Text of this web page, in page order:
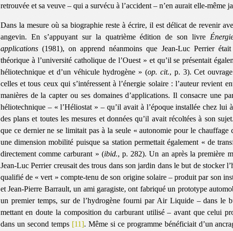
retrouvée et sa veuve – qui a survécu à l’accident – n’en aurait elle-même
Dans la mesure où sa biographie reste à écrire, il est délicat de revenir
angevin. En s’appuyant sur la quatrième édition de son livre
applications(1981), on apprend néanmoins que Jean-Luc Perrier était
théorique à l’université catholique de l’Ouest » et qu’il se présentait
héliotechnique et d’un véhicule hydrogène » (op. cit., p. 3). Cet
celles et tous ceux qui s’intéressent à l’énergie solaire : l’auteur revient
manières de la capter ou ses domaines d’applications. Il consacre une
héliotechnique – « l’Héliostat » – qu’il avait à l’époque installée chez lui
des plans et toutes les mesures et données qu’il avait récoltées à son
que ce dernier ne se limitait pas à la seule « autonomie pour le chauffage
une dimension mobilité puisque sa station permettait également « de
directement comme carburant » (ibid., p. 282). Un an après la première
Jean-Luc Perrier creusait des trous dans son jardin dans le but de stocker
qualifié de « vert » compte-tenu de son origine solaire – produit par son
et Jean-Pierre Barrault, un ami garagiste, ont fabriqué un prototype
un premier temps, sur de l’hydrogène fourni par Air Liquide – dans le
mettant en doute la composition du carburant utilisé – avant que celui
dans un second temps [11]. Même si ce programme bénéficiait d’un